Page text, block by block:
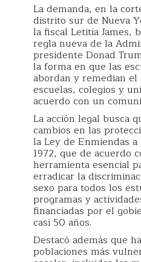
La demanda, en la
distrito sur de Nueva
la fiscal Letitia James,
regla nueva de la
presidente Donad
la forma en que las
abordan y remedian el
escuelas, colegios y
acuerdo con un
La acción legal busca
cambios en las
la Ley de Enmiendas
1972, que de acuerdo
herramienta esencial
erradicar la
sexo para todos los
programas y
financiadas por el
casi 50 años.
Destacó además que
poblaciones más